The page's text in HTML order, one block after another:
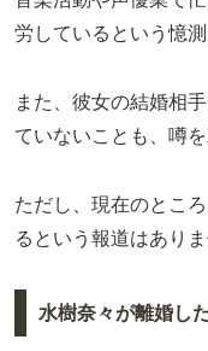
労しているという憶
また、彼女の結婚相
ていないことも、噂
ただし、現在のとこ
るという報道はありま
水樹奈々が離婚し